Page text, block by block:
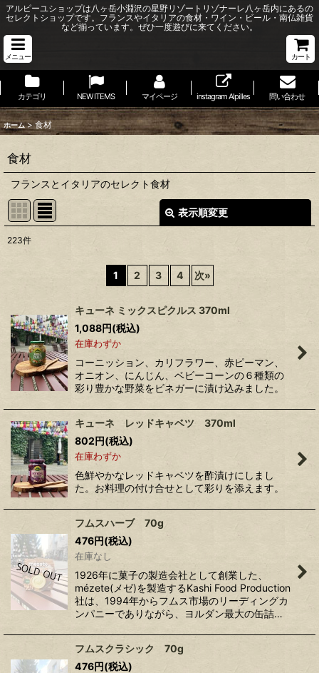
アルピーユショップは八ヶ岳小淵沢の星野リゾートリゾナーレ八ヶ岳内にあるの
セレクトショップです。フランスやイタリアの食材・ワイン・ビール・南仏雑貨
など揃っています。ぜひ一度遊びに来てください。
メニュー カート
カテゴリ NEW ITEMS マイページ instagram Alpilles 問い合わせ
ホーム > 食材
食材
フランスとイタリアのセレクト食材
表示順変更
サブカテゴリ
並び順:
絞り込む
223件
1 2 3 4 次»
キューネ ミックスピクルス 370ml
1,088円(税込)
在庫わずか
コーニッション、カリフラワー、赤ピーマン、
オニオン、にんじん、ベビーコーンの６種類の
彩り豊かな野菜をビネガーに漬け込みました。
キューネ レッドキャベツ 370ml
802円(税込)
在庫わずか
色鮮やかなレッドキャベツを酢漬けにしまし
た。お料理の付け合せとして彩りを添えます。
フムスハーブ 70g
476円(税込)
在庫なし
1926年に菓子の製造会社として創業した、
mézete(メゼ)を製造するKashi Food Production
社は、1994年からフムス市場のリーディングカ
ンパニーでありながら、ヨルダン最大の缶詰…
フムスクラシック 70g
476円(税込)